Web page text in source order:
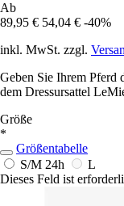
Ab
89,95 € 54,04 € -40%
inkl. MwSt. zzgl.
Geben Sie Ihrem Pferd
dem Dressursattel
Größe
*
Größentabelle
S/M 24h
L
Dieses Feld ist